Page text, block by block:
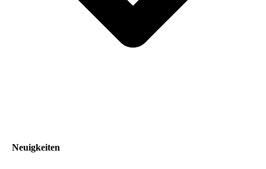
Neuigkeiten